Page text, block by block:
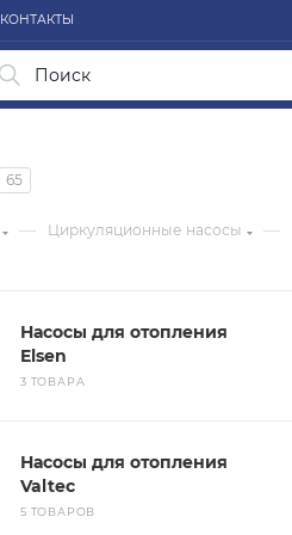
КОНТАКТЫ
65
— Циркуляционные насосы —
Насосы для отопления
Elsen
3 ТОВАРА
Насосы для отопления
Valtec
5 ТОВАРОВ